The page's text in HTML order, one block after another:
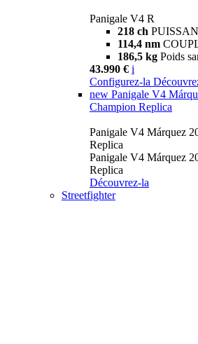
Panigale V4 R
218 ch
114,4 nm
186,5 kg Poids
43.990 € i
Configurez-la
new Panigale V4
Champion Replica
Panigale V4 Márquez
Replica
Panigale V4 Márquez
Replica
Découvrez-la
Streetfighter